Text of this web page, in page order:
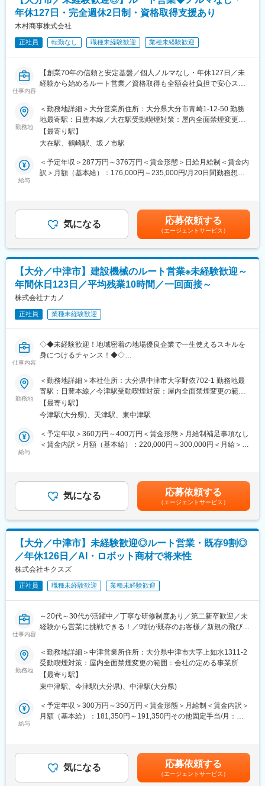
■企業の特徴／魅力
・製造業を支える産業機器商社として、 お客様の生産性向上に貢
献しています。
・ AIやロボットなどの最新技術も扱い、 自動車・スマートフォ
ン・住宅関連など、 幅広い業界のモノづくりを支えています。
・長年の取引で築いた安定した顧客基盤があり、 営業アシスタン
トのサポート体制も整っているため、 未経験の方でも安心して取
変更の範囲：会社の定める業務
変更の範囲：本文参照
■就業環境：
・年間休日120日（土日祝休み）、有給が取得しやすい
・転勤は基本なし。地域に根差して腰を据えて働ける
■業務詳細：※経験・適性により、以下いずれか担当
工事内容や現場状況を理解した上で提案する営業スタイルです。
【水道資材部門】
公共性が高く、景気変動に強い分野
・顧客：水道工事会社向け
・商材：パイプ・バルブ・ポンプ等
【住宅設備部門】
「住まいづくり」に深く関われる提案
【電気資材部門】
戸建てから集合住宅まで幅広く対応
【設備・土木部門】
大型施設・社会インフラ案件にも携われる
・顧客：サブコン・土木工事会社向け
・商材：空調・給排水・インフラ資材
■当社の特徴：
・セディアグループの中核企業として、多彩な商品の卸・流通事
業を展開。生活インフラを支える「水と住まいの専門商社」
・直近10年で売上1,000億円以上成長！15期連続増収・6期連続増
ンナップ
・全国628拠点／社員数5,600名以上のスケールでありつつ、地域
に根差したネットワークで、地域に最適な営業戦略を展開。
年休127日・完全週休2日制・資格取得支援あり
木村商事株式会社
正社員 転勤なし 職種未経験歓迎 業種未経験歓迎
仕事内容
【創業70年の信頼と安定基盤／個人ノルマなし・年休127日／未
経験から始めるルート営業／資格取得も全額会社負担で安心スタ
■業務概要
当社のルート営業として、既存のお客様を中心に関係性の構築や
商品提案、見積作成、納品対応などを行います。個人ノルマはな
く、チームで協力しながらお客様の満足度向上を目指す営業スタ
イルです。未経験の方も先輩社員によるマンツーマン指導がある
ため、安心して業務に取り組むことができます。
・商品の受注・発注・納品対応
・見積書や提案資料等の作成
・事務スタッフやメーカー担当者と連携した業務推進
作業服で現場へ。塗料の配達などを通じて、お客様と深く触れ合
います！
・日々の業務を効率的に進め、残業はほぼなし
・資格取得費用は全額会社が負担し、専門性を高められる環境
■扱うサービス
主に工業用塗料や関連資材などの提案・販売を担当します。
■組織構成
20代から50代まで幅広い年齢層が活躍し、中途入社者も多く、社
ームで協力し合う文化が根付いています。
■業務の魅力
営業ノルマなしでお客様とじっくり信頼を築ける点、残業がほぼ
につけ、資格取得もサポートされるため成長意欲が活かせます。
■就業環境
完全週休2日制で年間休日127日、残業もほぼ発生しないためワー
クライフバランスを大切にできます。各拠点とも車通勤可能で駐
車場も完備。
■想定されるキャリアパス
実力次第で20代・30代からの早期キャリアアップが可能。希望や
適性によっては、将来的に海外出張や新規事業への挑戦も可能で
す。
創業70年超の安定した企業基盤と、誠実な営業スタイルが強み。
個々の成長を大切にし、チームワークで成果を追求する社風で
変更の範囲：会社の定める業務
勤務地
＜勤務地詳細＞大分営業所住所：大分県大分市青崎1-12-50 勤務
地最寄駅：日豊本線／大在駅受動喫煙対策：屋内全面禁煙変更の
範囲：会社の定める事業所
【最寄り駅】
大在駅、鶴崎駅、坂ノ市駅
給与
＜予定年収＞287万円～376万円＜賃金形態＞日給月給制＜賃金内
訳＞月額（基本給）：176,000円～235,000円/月20日間勤務想定
であり、選考を通じて上下する可能性があります。月給(月額)は固
定手当を含めた表記です。
気になる 応募依頼する
（エージェントサービス）
【大分／中津市】建設機械のルート営業※未経験歓迎～
年間休日123日／平均残業10時間／一回面接～
株式会社ナカノ
正社員 業種未経験歓迎
仕事内容
◇◆未経験歓迎！地域密着の地場優良企業で一生使えるスキルを
身につけるチャンス！◆◇
【採用背景】
当社は1971年の創立以来、土木・建設機械のレンタルを主軸とし
た「大分県の優良企業」で、組織強化のため新たに営業職を募集
します。
【業務内容】
業歴70年で営業基盤は盤石。
ルや販売・買取の提案を実施します。
- ご要望頂いた機械の貸出手配や配送の段取りを行います。
- 営業範囲は主に中津市近郊で、社用車（AT車）を使用します。
【入社後の流れ】
試用期間3か月間で研修を行います。研修の流れは以下の通りで
す。
1. 中津で1か月程度研修を行い、基本的な商材の知識や業務内容に
ついて学びます。
2. 各営業所を約1週間ずつ回り、実務研修を行います。各営業所で
多くの社員と交わり学びを深めていただきます。
3. その後、営業所に配属、OJT形式で実務経験を重ね、取引先の
お客様の問題解決営業に取組んでいただきます。
【組織構成】
当該エリアの営業担当は2名です（所長、社員（20代後半・男
性））
- 建設機械器具のレンタル、販売、修理・各種レンタカー
- 中古機械の販売、買取
当社は地域密着の地場優良企業として創業70周年、多角経営によ
る安定した事業基盤を持ち、ワークライフバランスの整った働き
やすい環境を提供しています。未経験者でも安心して働ける環境
勤務地
＜勤務地詳細＞本社住所：大分県中津市大字野依702-1 勤務地最
寄駅：日豊本線／今津駅受動喫煙対策：屋内全面禁煙変更の範
囲：会社の定める事業所
【最寄り駅】
今津駅(大分県)、天津駅、東中津駅
給与
＜予定年収＞360万円～400万円＜賃金形態＞月給制補足事項なし
＜賃金内訳＞月額（基本給）：220,000円～300,000円＜月給＞
回（7月・8月・12月※8月は決算賞与。前年度実績：賞与月数計
3.5ヶ月分）＜資格手当や家族手当有り＞賃金はあくまでも目安の
金額であり、選考を通じて上下する可能性があります。月給(月額)
は固定手当を含めた表記です。
気になる 応募依頼する
（エージェントサービス）
【大分／中津市】未経験歓迎◎ルート営業・既存9割◎
／年休126日／AI・ロボット商材で将来性
株式会社キクスズ
正社員 職種未経験歓迎 業種未経験歓迎
仕事内容
～20代～30代が活躍中／丁寧な研修制度あり／第二新卒歓迎／未
経験から営業に挑戦できる！／9割が既存のお客様／新規の飛び込
＼こんな方におすすめ！ ／
・営業職として成長したいという意欲をお持ちの方
・同じ作業の繰り返しに物足りなさを感じている方
・将来に役立つスキルを身につけたい方
・人と関わる仕事でキャリアアップしたい方
です。
9割が既存のお客様への営業で、新規の飛び込みやテレアポはあり
勤務地
＜勤務地詳細＞中津営業所住所：大分県中津市大字上如水1311-2
受動喫煙対策：屋内全面禁煙変更の範囲：会社の定める事業所
【最寄り駅】
東中津駅、今津駅(大分県)、中津駅(大分県)
給与
＜予定年収＞300万円～350万円＜賃金形態＞月給制＜賃金内訳＞
月額（基本給）：181,350円～191,350円その他固定手当/月：
地域手当：・関西ブロック／20,000円・中国ブロック／5,000円■
モデル年収：30代／営業職／約550万円賃金はあくまでも目安の
金額であり、選考を通じて上下する可能性があります。月給(月額)
気になる 応募依頼する
（エージェントサービス）